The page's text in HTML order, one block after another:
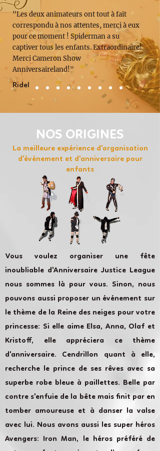
"Les deux animateurs ont tout à fait
correspondu à nos attentes, merci à eux
pour ce moment ! Spiderman a su
captiver tous les enfants. Extraordinaire!
Merci Cameron Show
Anniversaireland!"
Ridel
NOS ORIGINES
La meilleure expérience d'organisation
d'événement et d'anniversaire pour
enfants
Vous voulez organiser une fête
inoubliable d'Anniversaire Justice League
nous sommes là pour vous. Sinon, nous
pouvons aussi proposer un événement sur
le thème de la Reine des neiges pour votre
princesse: Si elle aime Elsa, Anna, Olaf et
Kristoff, elle appréciera ce thème
d'anniversaire. Cendrillon quant à elle,
recherche le prince de ses rêves avec sa
superbe robe bleue à paillettes. Belle par
contre s'enfuie de la bête mais finit par en
tomber amoureuse et à danser la valse
avec lui. Nous avons aussi les super héros
Avengers: Iron Man, le héros préféré de